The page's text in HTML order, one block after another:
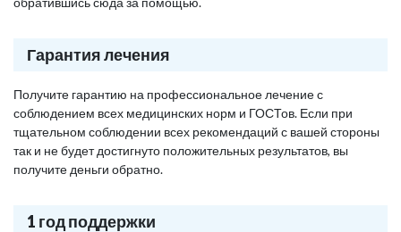
Гарантия лечения
Получите гарантию на профессиональное лечение с
соблюдением всех медицинских норм и ГОСТов. Если при
тщательном соблюдении всех рекомендаций с вашей стороны
так и не будет достигнуто положительных результатов, вы
получите деньги обратно.
1 год поддержки